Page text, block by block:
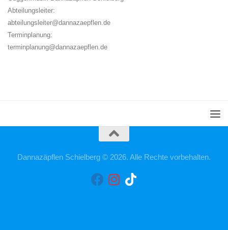
Abteilungsleiter:
abteilungsleiter@dannazaepflen.de
Terminplanung:
terminplanung@dannazaepflen.de
Dannazäpflen Schielberg © 2026. Alle Rechte vorbehalten.